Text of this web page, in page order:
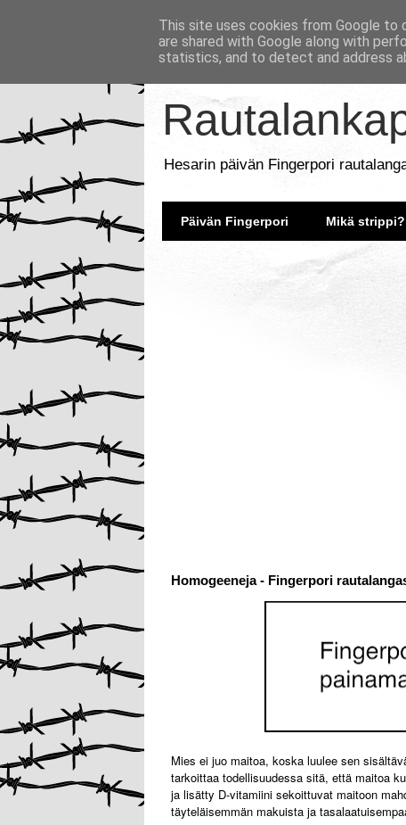
Hesarin päivän Fingerpori
Päivän Fingerpori Mikä
Homogeeneja - Fingerpori
Mies ei juo maitoa, koska luulee sen
tarkoittaa todellisuudessa sitä, että maitoa
ja lisätty D-vitamiini sekoittuvat maitoon
täyteläisemmän makuista ja
This site uses cookies from Google to
are shared with Google along with
statistics, and to detect and address